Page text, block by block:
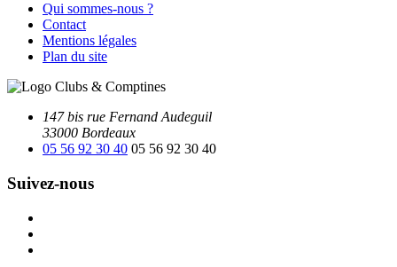
Qui sommes-nous ?
Contact
Mentions légales
Plan du site
147 bis rue Fernand Audeguil
33000 Bordeaux
05 56 92 30 40 05 56 92 30 40
Suivez-nous